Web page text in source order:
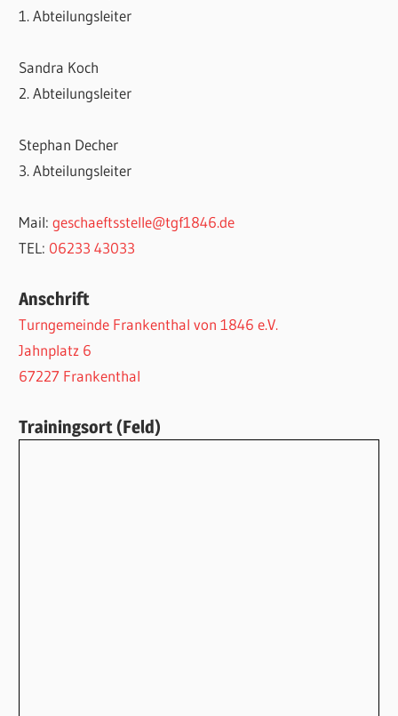
1. Abteilungsleiter
Sandra Koch
2. Abteilungsleiter
Stephan Decher
3. Abteilungsleiter
Mail:geschaeftsstelle@tgf1846.de
TEL: 06233 43033
Anschrift
Turngemeinde Frankenthal von 1846 e.V.
Jahnplatz 6
67227 Frankenthal
Trainingsort (Feld)